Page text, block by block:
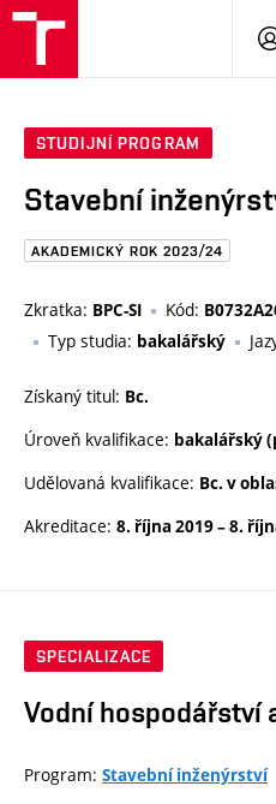
Brno
STUDIJNÍ PROGRAM
Stavební
AKADEMICKÝ ROK 2023/24
Zkratka: BPC-SI Kód:
Typ studia: bakalářský
Získaný titul: Bc.
Úroveň kvalifikace: bakalářský
Udělovaná kvalifikace: Bc. v
Akreditace: 8. října 2019–8.
SPECIALIZACE
Vodní hospodářství
Program: Stavební inženýrství